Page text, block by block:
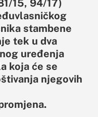
15, 94/17)
stambene
tek u dva
uređenja
koja će se
njegovih